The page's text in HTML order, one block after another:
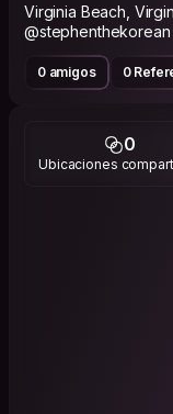
Virginia Beach,
@stephenthekorean
0 amigos 0
0
Ubicaciones